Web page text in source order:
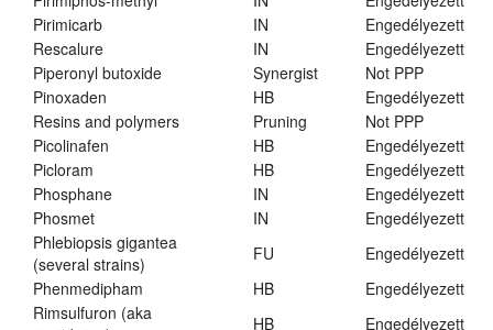
Pirimicarb
IN
Engedélyezett
Rescalure
IN
Engedélyezett
Piperonyl butoxide
Synergist
Not PPP
Pinoxaden
HB
Engedélyezett
Resins and polymers
Pruning
Not PPP
Picolinafen
HB
Engedélyezett
Picloram
HB
Engedélyezett
Phosphane
IN
Engedélyezett
Phosmet
IN
Engedélyezett
Phlebiopsis gigantea
(several strains)
FU
Engedélyezett
Phenmedipham
HB
Engedélyezett
Rimsulfuron (aka
HB
Engedélyezett